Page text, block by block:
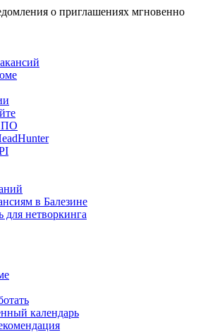
о приглашениях мгновенно
ПО
в Балезине
для нетворкинга
календарь